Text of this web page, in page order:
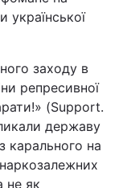
української
заходу в
репресивної
(Support.
державу
карального на
не як